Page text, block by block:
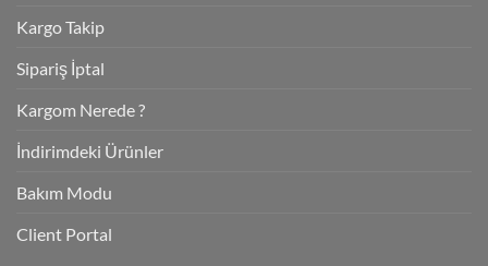
Kargo Takip
Sipariş İptal
Kargom Nerede ?
İndirimdeki Ürünler
Bakım Modu
Client Portal